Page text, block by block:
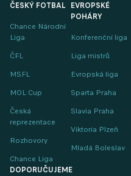
ČESKÝ FOTBAL
Chance Národní
Liga
ČFL
MSFL
MOL Cup
Česká
reprezentace
Rozhovory
Chance Liga
EVROPSKÉ
POHÁRY
Konferenční liga
Liga mistrů
Evropská liga
Sparta Praha
Slavia Praha
Viktoria Plzeň
Mladá Boleslav
DOPORUČUJEME